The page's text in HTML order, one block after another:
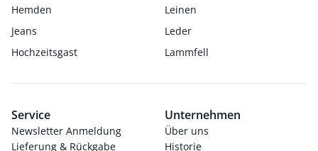
Hemden
Leinen
Jeans
Leder
Hochzeitsgast
Lammfell
Service
Newsletter Anmeldung
Lieferung & Rückgabe
Unternehmen
Über uns
Historie